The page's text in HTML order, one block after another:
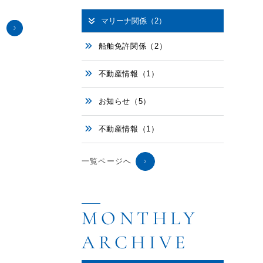
マリーナ関係（2）
船舶免許関係（2）
不動産情報（1）
お知らせ（5）
不動産情報（1）
一覧ページへ